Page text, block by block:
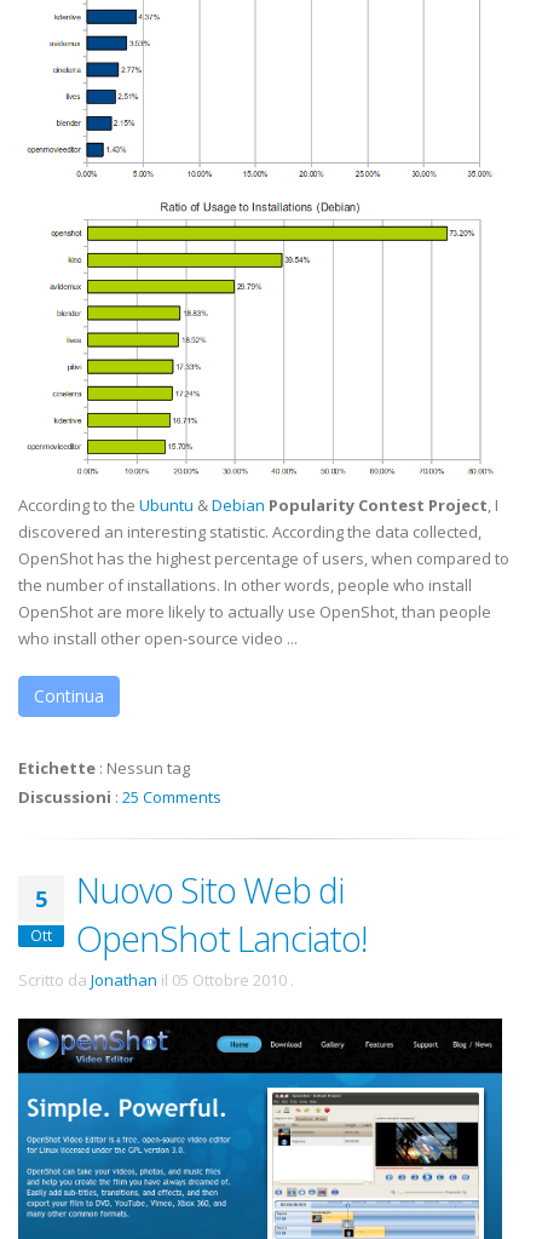
According to the Ubuntu &Debian Popularity Contest Project, I
discovered an interesting statistic. According the data collected,
OpenShot has the highest percentage of users, when compared to
the number of installations. In other words, people who install
OpenShot are more likely to actually use OpenShot, than people
who install other open-source video ...
Continua
Etichette : Nessun tag
Discussioni : 25 Comments
5
Ott
Nuovo Sito Web di
OpenShot Lanciato!
Scritto da Jonathan il 05 Ottobre 2010 .